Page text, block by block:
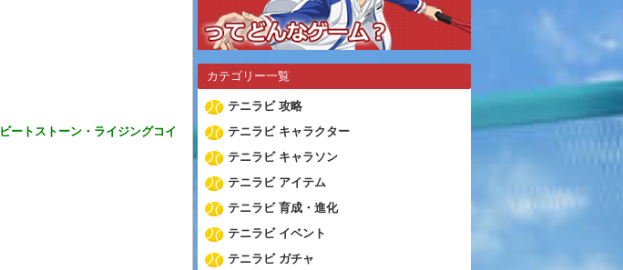
ビートストーン・ライジングコイ
カテゴリー一覧
テニラビ 攻略
テニラビ キャラクター
テニラビ キャラソン
テニラビ アイテム
テニラビ 育成・進化
テニラビ イベント
テニラビ ガチャ